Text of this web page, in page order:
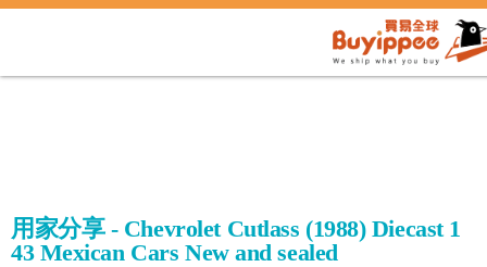
用家分享 - Chevrolet Cutlass (1988) Diecast 1
43 Mexican Cars New and sealed